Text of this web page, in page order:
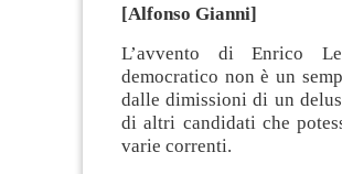
[Alfonso Gianni]
L’avvento di Enrico
democratico non è un
dalle dimissioni di un
di altri candidati che
varie correnti.